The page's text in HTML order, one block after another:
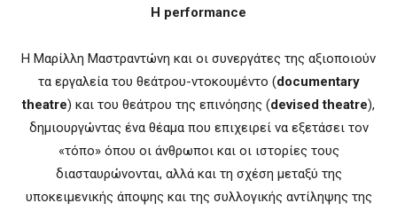
Η performance
Η Μαρίλλη Μαστραντώνη και οι συνεργάτες της αξιοποιούν
τα εργαλεία του θεάτρου-ντοκουμέντο (documentary
theatre) και του θεάτρου της επινόησης (devised theatre),
δημιουργώντας ένα θέαμα που επιχειρεί να εξετάσει τον
«τόπο» όπου οι άνθρωποι και οι ιστορίες τους
διασταυρώνονται, αλλά και τη σχέση μεταξύ της
υποκειμενικής άποψης και της συλλογικής αντίληψης της